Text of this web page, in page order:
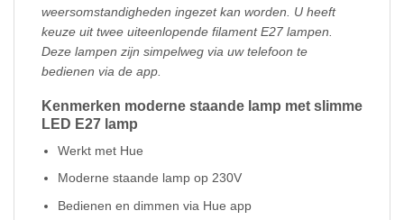
weersomstandigheden ingezet kan worden. U heeft
keuze uit twee uiteenlopende filament E27 lampen.
Deze lampen zijn simpelweg via uw telefoon te
bedienen via de app.
Kenmerken moderne staande lamp met slimme
LED E27 lamp
Werkt met Hue
Moderne staande lamp op 230V
Bedienen en dimmen via Hue app